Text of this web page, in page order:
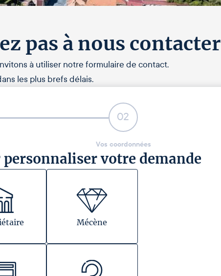
pas à nous contacter
à utiliser notre formulaire de contact.
les plus brefs délais.
02
Vos coordonnées
votre demande
Mécène